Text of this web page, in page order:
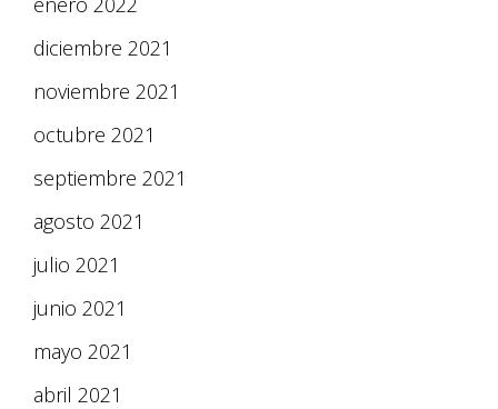
diciembre 2021
noviembre 2021
octubre 2021
septiembre 2021
agosto 2021
julio 2021
junio 2021
mayo 2021
abril 2021